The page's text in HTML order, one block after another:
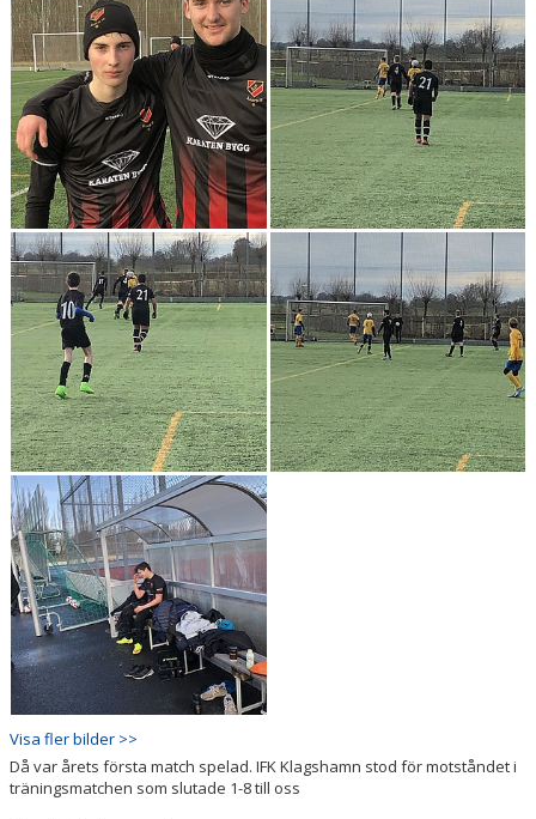
Visa fler bilder >>
Då var årets första match spelad. IFK Klagshamn stod för motståndet i
träningsmatchen som slutade 1-8 till oss